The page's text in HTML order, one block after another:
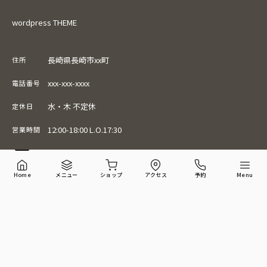
wordpress THEME
住所 長崎県長崎市xx町
電話番号 xxx-xxx-xxxx
定休日 水・木 不定休
営業時間 12:00-18:00 L.O.17:30
Home メニュー ショップ アクセス 予約 Menu